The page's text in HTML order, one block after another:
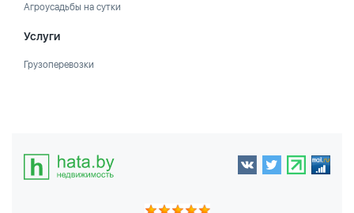
Агроусадьбы на сутки
Услуги
Грузоперевозки